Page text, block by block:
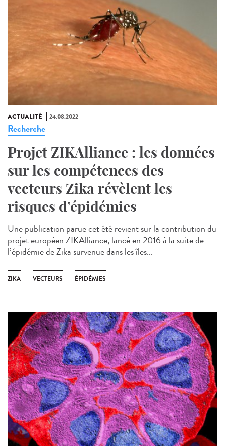
ACTUALITÉ 24.08.2022
Recherche
Projet ZIKAlliance : les données
sur les compétences des
vecteurs Zika révèlent les
risques d’épidémies
Une publication parue cet été revient sur la contribution du
projet européen ZIKAlliance, lancé en 2016 à la suite de
l’épidémie de Zika survenue dans les îles...
ZIKA VECTEURS ÉPIDÉMIES